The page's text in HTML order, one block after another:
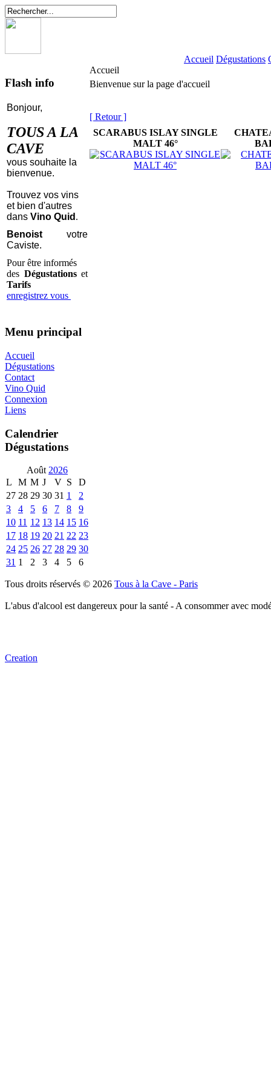
Accueil Dégustations
Flash info
Bonjour,
TOUS A LA
CAVE
vous souhaite la
bienvenue.
Trouvez vos vins
et bien d'autres
dans Vino Quid .
Benoistvotre
Caviste.
Pour être informés
des Dégustationset
Tarifs
enregistrez vous
Menu principal
Accueil
Dégustations
Contact
Vino Quid
Connexion
Liens
Calendrier
Dégustations
Août 2026
L
M M J V S
D
27 28 29 30 31 1
2
3
4 5 6 7 8
9
10 11 12 13 14 15 16
17 18 19 20 21 22 23
24 25 26 27 28 29 30
31 1 2 3 4 5 6
Accueil
Bienvenue sur la page d'accueil
[ Retour ]
SCARABUS ISLAY SINGLE
MALT 46°
Tous droits réservés © 2026 Tous à la Cave - Paris
L'abus d'alcool est dangereux pour la santé - A consommer avec
Creation